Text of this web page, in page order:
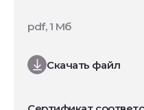
Скачать файл
pdf, 1 Мб